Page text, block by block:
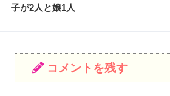
子が2人と娘1人
コメントを残す